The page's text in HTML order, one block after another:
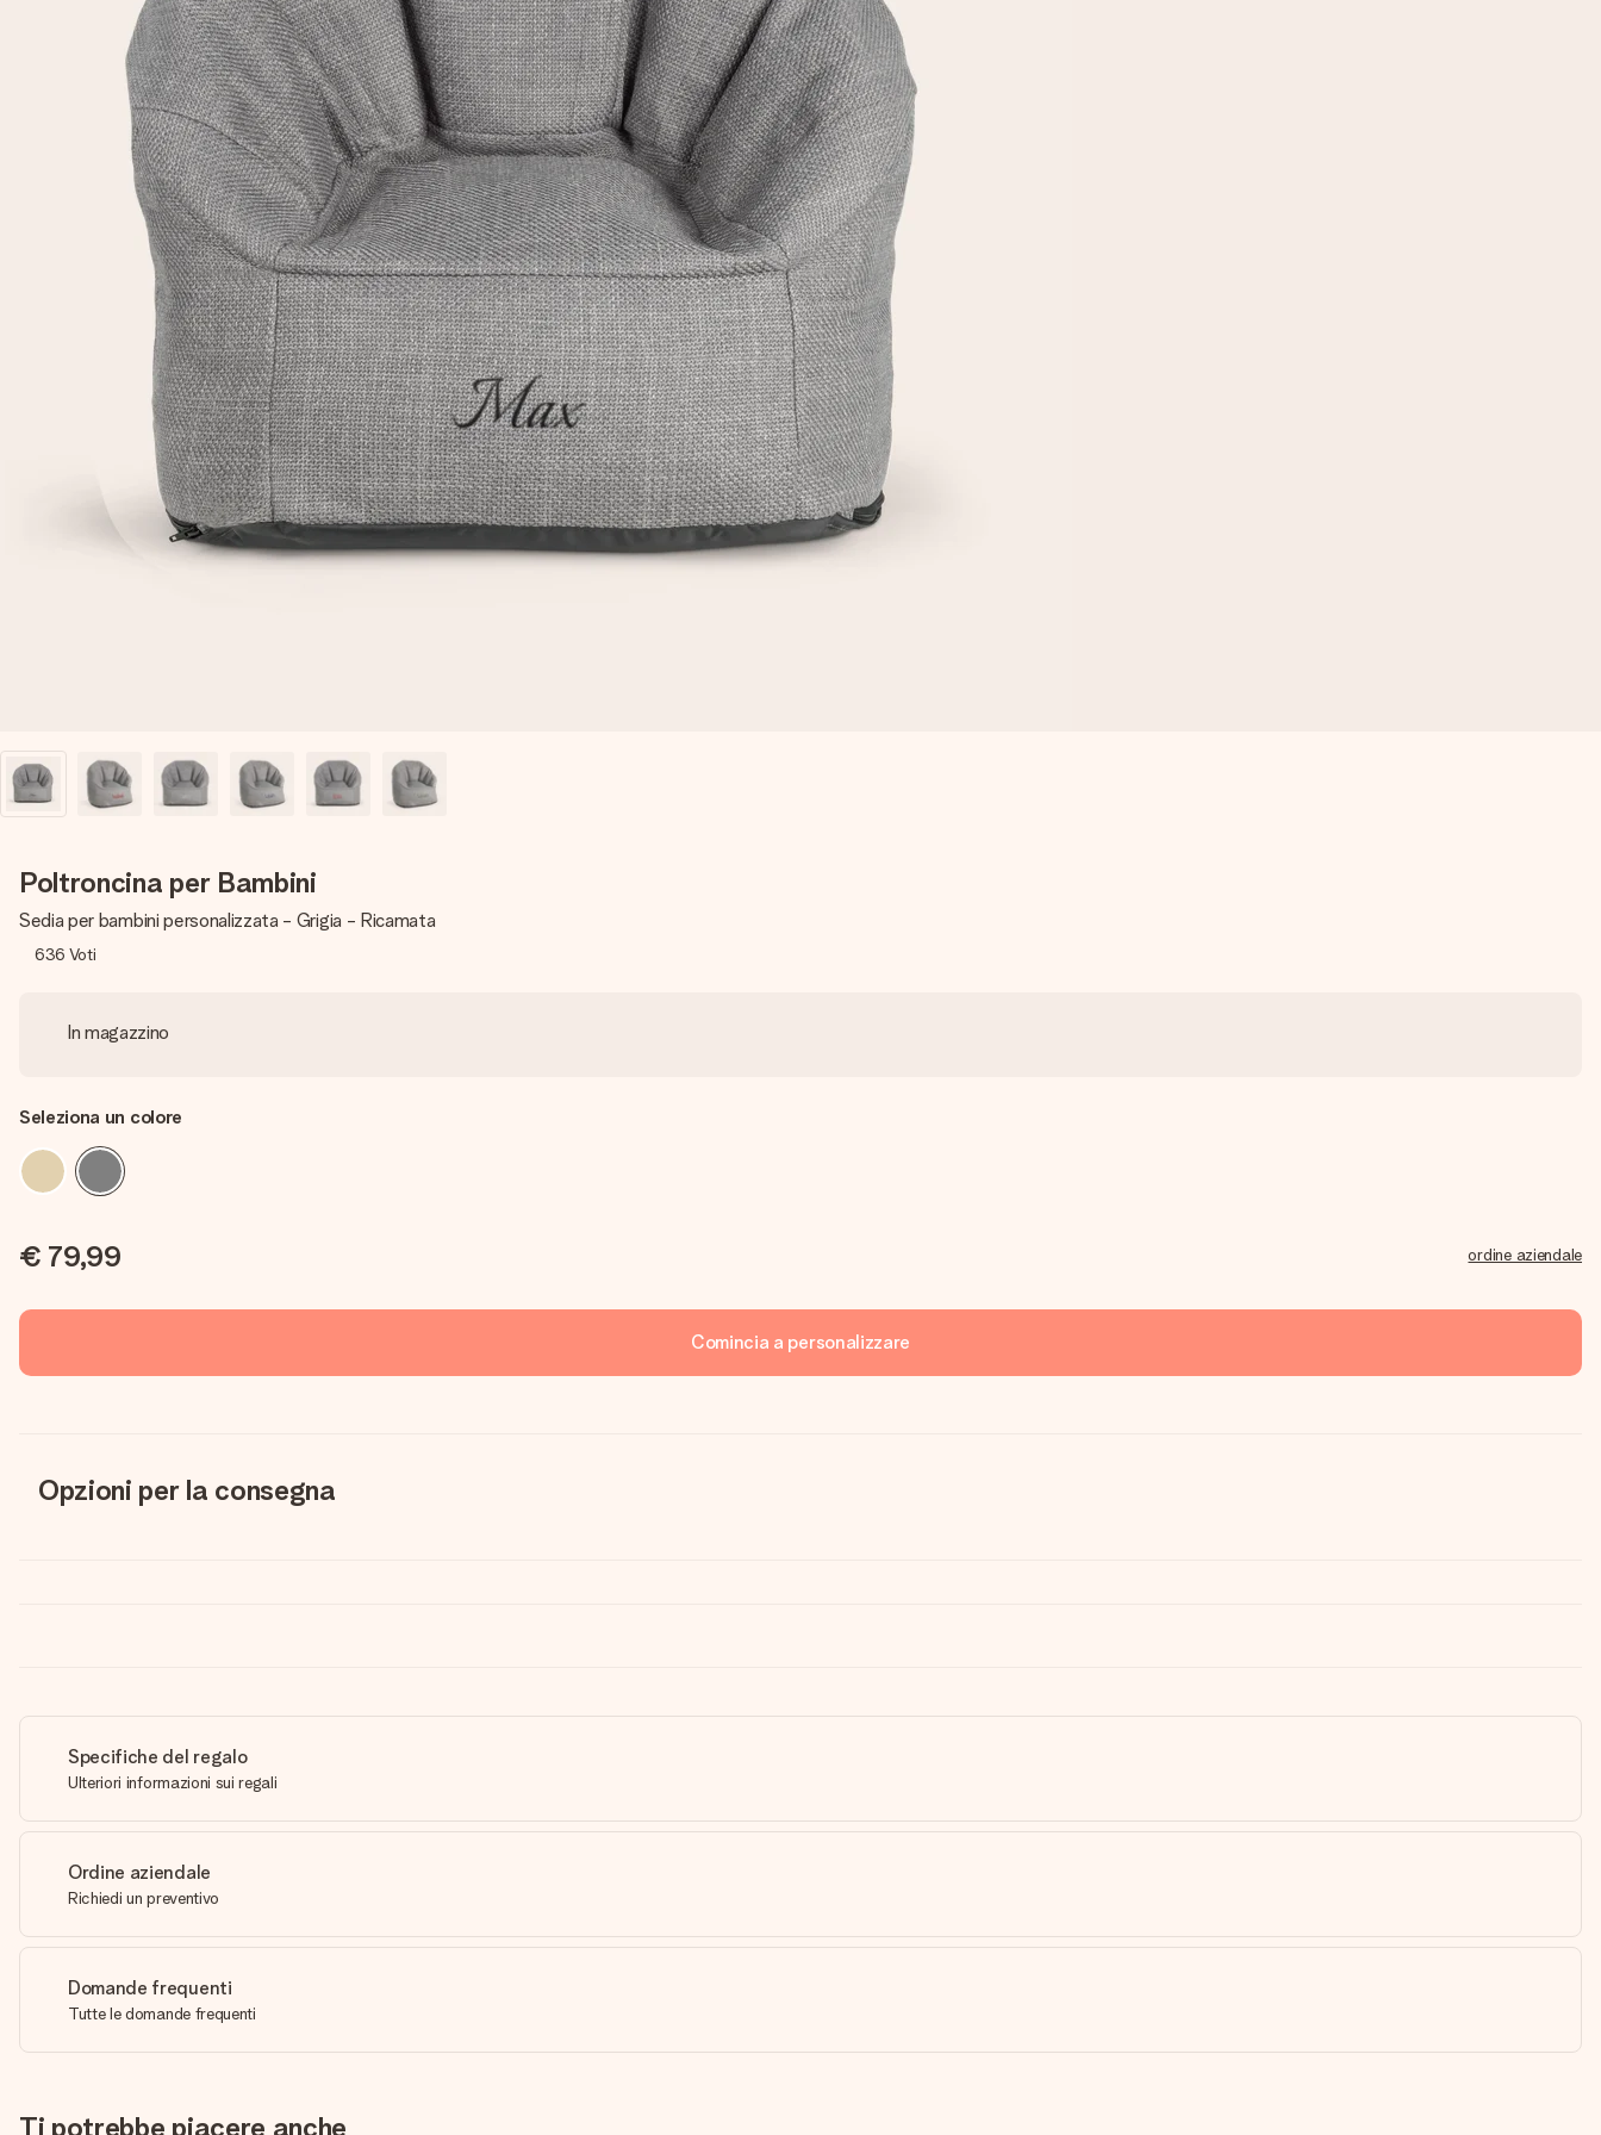
Poltroncina per Bambini
Sedia per bambini personalizzata - Grigia - Ricamata
636 Voti
In magazzino
Seleziona un colore
€ 79,99 ordine aziendale
Comincia a personalizzare
Opzioni per la consegna
Specifiche del regalo
Ulteriori informazioni sui regali
Ordine aziendale
Richiedi un preventivo
Domande frequenti
Tutte le domande frequenti
Ti potrebbe piacere anche